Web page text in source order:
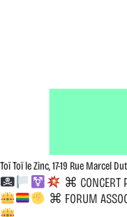
Toï Toï le Zinc, 17-19 Rue Marcel
⌘ CONCERT
⌘ FORUM